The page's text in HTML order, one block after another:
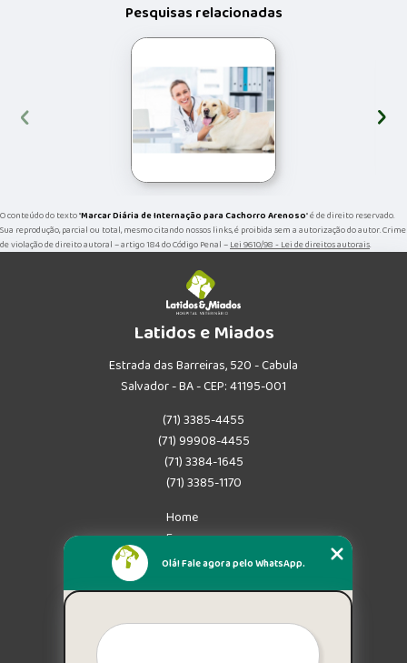
Pesquisas relacionadas
‹ ›
O conteúdo do texto "Marcar Diária de Internação para Cachorro Arenoso" é de direito reservado.
Sua reprodução, parcial ou total, mesmo citando nossos links, é proibida sem a autorização do autor. Crime
de violação de direito autoral – artigo 184 do Código Penal –Lei 9610/98 - Lei de direitos autorais.
Latidos e Miados
Estrada das Barreiras, 520 - Cabula
Salvador - BA - CEP: 41195-001
(71) 3385-4455
(71) 99908-4455
(71) 3384-1645
(71) 3385-1170
Home
Empresa
Missão
Mapa do site
Olá! Fale agora pelo WhatsApp.